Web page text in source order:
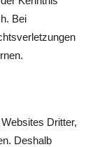
Bei
Dritter,
Deshalb